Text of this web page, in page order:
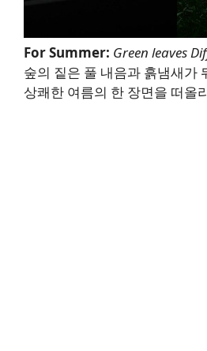
For Summer: Green leaves
숲의 짙은 풀 내음과 흙냄새가
상쾌한 여름의 한 장면을 떠올